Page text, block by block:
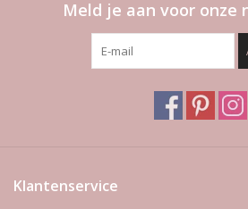
Meld je aan voor onze
Klantenservice